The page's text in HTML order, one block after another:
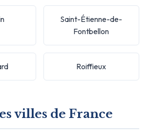
Saint-Étienne-de-
Fontbellon
Roiffieux
villes de France